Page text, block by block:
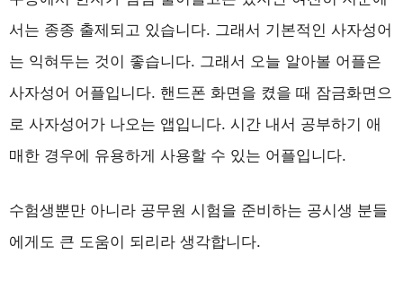
서는 종종 출제되고 있습니다. 그래서 기본적인 사자성어
는 익혀두는 것이 좋습니다. 그래서 오늘 알아볼 어플은
사자성어 어플입니다. 핸드폰 화면을 켰을 때 잠금화면으
로 사자성어가 나오는 앱입니다. 시간 내서 공부하기 애
매한 경우에 유용하게 사용할 수 있는 어플입니다.
수험생뿐만 아니라 공무원 시험을 준비하는 공시생 분들
에게도 큰 도움이 되리라 생각합니다.